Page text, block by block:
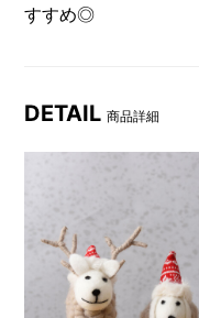
すすめ◎
DETAIL商品詳細